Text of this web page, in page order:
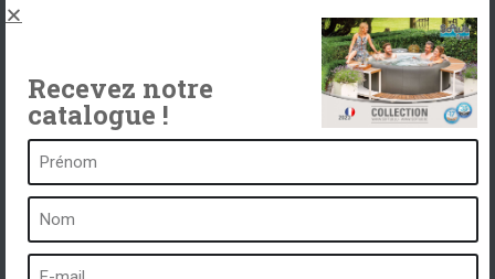
Qu’est-ce qu’un spa ?
Bain à bulles
Recevez notre
catalogue !